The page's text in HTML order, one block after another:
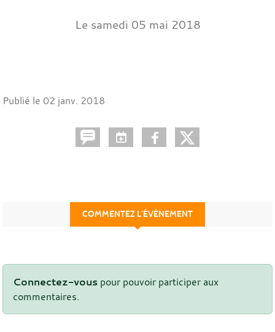
Le samedi 05 mai 2018
Publié le 02 janv. 2018
COMMENTEZ L’ÉVÈNEMENT
Connectez-vous pour pouvoir participer aux
commentaires.